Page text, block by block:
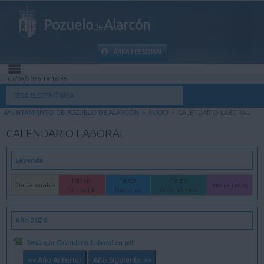
PozuelodeAlarcón
ÁREA PERSONAL
INICIO
MI CARPETA
INFORMACIÓN MUNICIPAL
AYUDA
07/08/2026 18:16:35
SEDE ELECTRÓNICA
AYUNTAMIENTO DE POZUELO DE ALARCÓN > INICIO > CALENDARIO LABORAL
CALENDARIO LABORAL
Leyenda
Día Laborable
Día No
Laborable
Fiesta
Nacional
Fiesta Local
Año 2026
Descargar Calendario Laboral en pdf
<< Año Anterior Año Siguiente >>